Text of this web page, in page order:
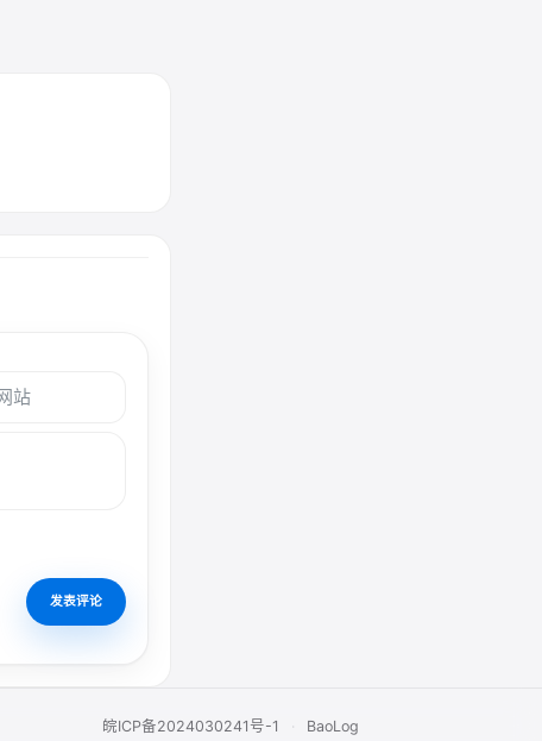
皖ICP备2024030241号-1 · BaoLog